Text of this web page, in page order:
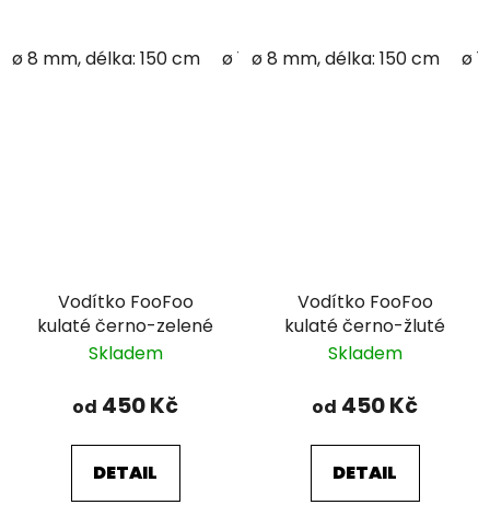
ø 8 mm, délka: 150 cm ø 12 mm; délka: 150 cm
ø 8 mm, délka: 150 cm ø
Vodítko FooFoo
kulaté černo-zelené
Skladem
od 450 Kč
DETAIL
Vodítko FooFoo
kulaté černo-žluté
Skladem
od 450 Kč
DETAIL